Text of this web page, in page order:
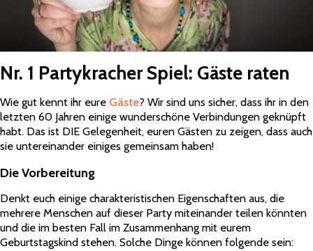
Nr. 1 Partykracher Spiel: Gäste raten
Wie gut kennt ihr eure Gäste? Wir sind uns sicher, dass ihr in den
letzten 60 Jahren einige wunderschöne Verbindungen geknüpft
habt. Das ist DIE Gelegenheit, euren Gästen zu zeigen, dass auch
sie untereinander einiges gemeinsam haben!
Die Vorbereitung
Denkt euch einige charakteristischen Eigenschaften aus, die
mehrere Menschen auf dieser Party miteinander teilen könnten
und die im besten Fall im Zusammenhang mit eurem
Geburtstagskind stehen. Solche Dinge können folgende sein: